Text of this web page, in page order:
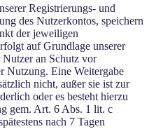
Registrierungs- und
des Nutzerkontos, speichern
der jeweiligen
auf Grundlage unserer
Nutzer an Schutz vor
Nutzung. Eine Weitergabe
nicht, außer sie ist zur
oder es besteht hierzu
gem. Art. 6 Abs. 1 lit. c
nach 7 Tagen